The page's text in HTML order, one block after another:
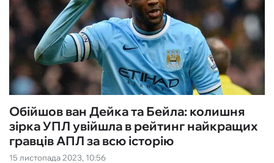
15 листопада 2023, 10:56
Обійшов ван Дейка та Бейла: колишня
зірка УПЛ увійшла в рейтинг найкращих
гравців АПЛ за всю історію